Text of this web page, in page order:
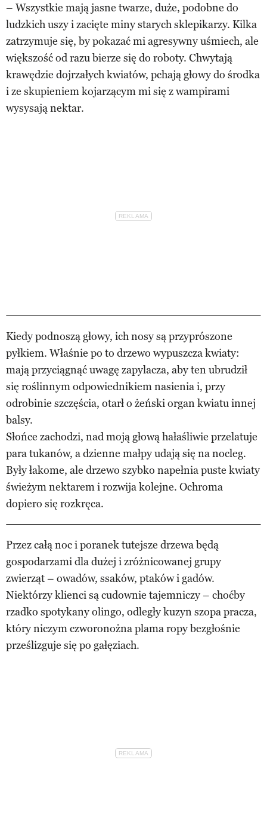
– Wszystkie mają jasne twarze, duże, podobne do
ludzkich uszy i zacięte miny starych sklepikarzy. Kilka
zatrzymuje się, by pokazać mi agresywny uśmiech, ale
większość od razu bierze się do roboty. Chwytają
krawędzie dojrzałych kwiatów, pchają głowy do środka
i ze skupieniem kojarzącym mi się z wampirami
wysysają nektar.
Kiedy podnoszą głowy, ich nosy są przyprószone
pyłkiem. Właśnie po to drzewo wypuszcza kwiaty:
mają przyciągnąć uwagę zapylacza, aby ten ubrudził
się roślinnym odpowiednikiem nasienia i, przy
odrobinie szczęścia, otarł o żeński organ kwiatu innej
balsy.
Słońce zachodzi, nad moją głową hałaśliwie przelatuje
para tukanów, a dzienne małpy udają się na nocleg.
Były łakome, ale drzewo szybko napełnia puste kwiaty
świeżym nektarem i rozwija kolejne. Ochroma
dopiero się rozkręca.
Przez całą noc i poranek tutejsze drzewa będą
gospodarzami dla dużej i zróżnicowanej grupy
zwierząt – owadów, ssaków, ptaków i gadów.
Niektórzy klienci są cudownie tajemniczy – choćby
rzadko spotykany olingo, odległy kuzyn szopa pracza,
który niczym czworonożna plama ropy bezgłośnie
prześlizguje się po gałęziach.